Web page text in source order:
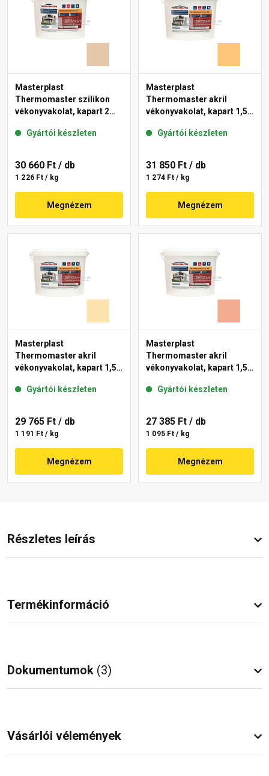
Masterplast
Thermomaster szilikon
vékonyvakolat, kapart 2
Gyártói készleten
30 660 Ft / db
1 226 Ft / kg
Megnézem
Masterplast
Thermomaster akril
vékonyvakolat, kapart 1,5
Gyártói készleten
31 850 Ft / db
1 274 Ft / kg
Megnézem
Masterplast
Thermomaster akril
vékonyvakolat, kapart 1,5
Gyártói készleten
29 765 Ft / db
1 191 Ft / kg
Megnézem
Masterplast
Thermomaster akril
vékonyvakolat, kapart 1,5
Gyártói készleten
27 385 Ft / db
1 095 Ft / kg
Megnézem
Részletes leírás
Termékinformáció
Dokumentumok (3)
Vásárlói vélemények